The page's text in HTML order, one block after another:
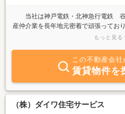
当社は神戸電鉄・北神急行電鉄 谷
産仲介業を長年地元密着で頑張ってお
て、地元の不動産の売買・賃貸・管理
い」「買いたい」「借りたい」ご希望
何でもお気軽にご相談下さい。 特に
社へ御相談下さい。
もっと見る
この不動産会社
賃貸物件を
（株）ダイワ住宅サービス